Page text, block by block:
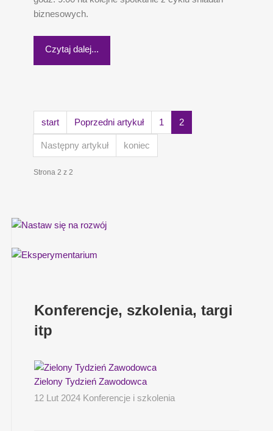
biznesowych.
Czytaj dalej...
start Poprzedni artykuł 1 2
Następny artykuł koniec
Strona 2 z 2
Konferencje, szkolenia, targi
itp
Zielony Tydzień Zawodowca
12 Lut 2024 Konferencje i szkolenia